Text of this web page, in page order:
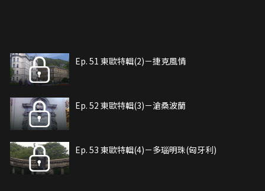
Ep. 51 東歐特輯(2)－捷克風情
Ep. 52 東歐特輯(3)－滄桑波蘭
Ep. 53 東歐特輯(4)－多瑙明珠(匈牙利)